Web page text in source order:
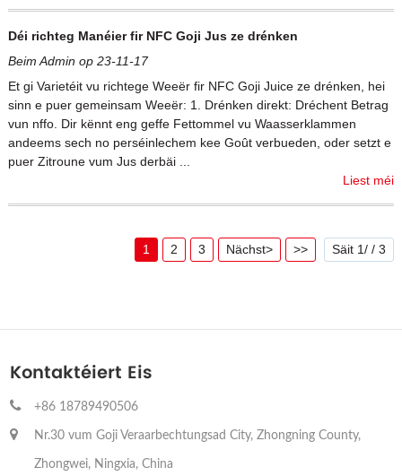
Déi richteg Manéier fir NFC Goji Jus ze drénken
Beim Admin op 23-11-17
Et gi Varietéit vu richtege Weeër fir NFC Goji Juice ze drénken, hei
sinn e puer gemeinsam Weeër: 1. Drénken direkt: Dréchent Betrag
vun nffo. Dir kënnt eng geffe Fettommel vu Waasserklammen
andeems sech no perséinlechem kee Goût verbueden, oder setzt e
puer Zitroune vum Jus derbäi ...
Liest méi
1 2 3 Nächst> >> Säit 1/ / 3
Kontaktéiert Eis
+86 18789490506
Nr.30 vum Goji Veraarbechtungsad City, Zhongning County,
Zhongwei, Ningxia, China